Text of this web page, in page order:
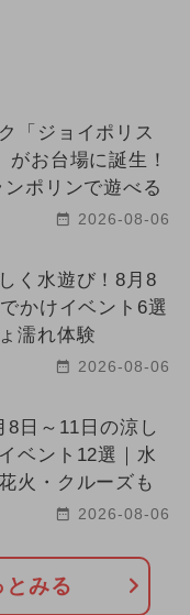
「ジョイポリス
がお台場に誕生！
ポリンで遊べる
2026-08-06
く水遊び！8月8
かけイベント6選
濡れ体験
2026-08-06
8日～11日の涼し
ベント12選｜水
火・クルーズも
2026-08-06
みる